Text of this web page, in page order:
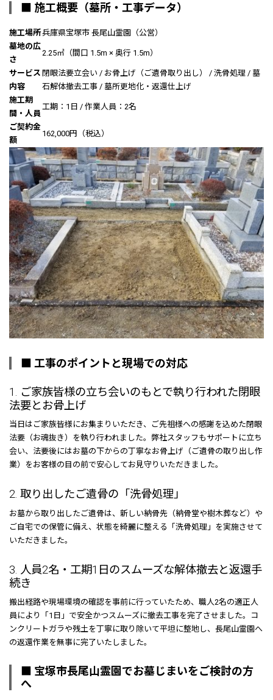
■ 施工概要（墓所・工事データ）
施工場所兵庫県宝塚市 長尾山霊園（公営）
墓地の広
さ
2.25㎡（間口 1.5m × 奥行 1.5m）
サービス
内容
閉眼法要立会い / お骨上げ（ご遺骨取り出し） / 洗骨処理 / 墓
石解体撤去工事 / 墓所更地化・返還仕上げ
施工期
間・人員
工期：1日 / 作業人員：2名
ご契約金
額
162,000円（税込）
■ 工事のポイントと現場での対応
1. ご家族皆様の立ち会いのもとで執り行われた閉眼
法要とお骨上げ
当日はご家族皆様にお集まりいただき、ご先祖様への感謝を込めた閉眼
法要（お魂抜き）を執り行われました。弊社スタッフもサポートに立ち
会い、法要後にはお墓の下からの丁寧なお骨上げ（ご遺骨の取り出し作
業）をお客様の目の前で安心してお見守りいただきました。
2. 取り出したご遺骨の「洗骨処理」
お墓から取り出したご遺骨は、新しい納骨先（納骨堂や樹木葬など）や
ご自宅での保管に備え、状態を綺麗に整える「洗骨処理」を実施させて
いただきました。
3. 人員2名・工期1日のスムーズな解体撤去と返還手
続き
搬出経路や現場環境の確認を事前に行っていたため、職人2名の適正人
員により「1日」で安全かつスムーズに撤去工事を完了させました。コ
ンクリートガラや残土を丁寧に取り除いて平坦に整地し、長尾山霊園へ
の返還作業を無事に完了いたしました。
■ 宝塚市長尾山霊園でお墓じまいをご検討の方
へ